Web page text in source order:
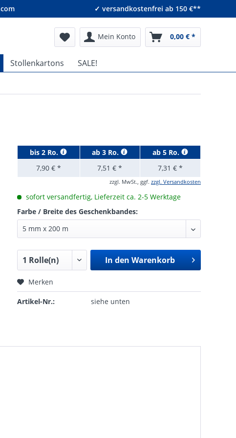
✓ versandkostenfrei ab 150 €**
Mein Konto 0,00 € *
Stollenkartons SALE!
bis2 Ro. ab3 Ro. ab 5 Ro.
7,90 € *
7,51 € * 7,31 € *
zzgl. MwSt., ggf. zzgl. Versandkosten
sofort versandfertig, Lieferzeit ca. 2-5 Werktage
Farbe / Breite des Geschenkbandes:
In den Warenkorb
Merken
Artikel-Nr.: siehe unten